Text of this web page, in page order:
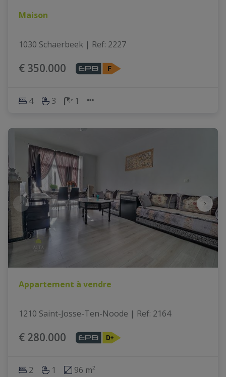
Maison
1030 Schaerbeek | Ref: 2227
€ 350.000
4 3 1
Appartement à vendre
1210 Saint-Josse-Ten-Noode | Ref: 2164
€ 280.000
2 1 96 m²